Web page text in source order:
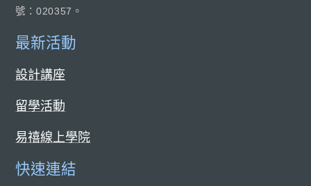
號：020357。
最新活動
設計講座
留學活動
易禧線上學院
快速連結